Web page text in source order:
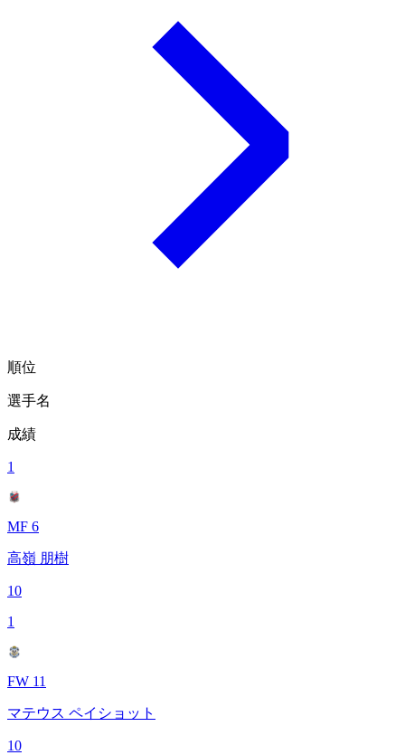
順位
選手名
成績
1
MF 6
高嶺 朋樹
10
1
FW 11
マテウス ペイショット
10